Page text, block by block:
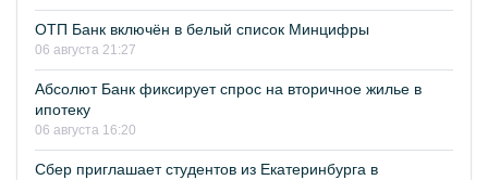
ОТП Банк включён в белый список Минцифры
06 августа 21:27
Абсолют Банк фиксирует спрос на вторичное жилье в
ипотеку
06 августа 16:20
Сбер приглашает студентов из Екатеринбурга в